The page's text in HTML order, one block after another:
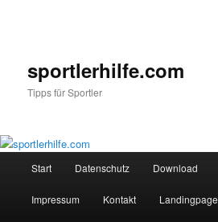
sportlerhilfe.com
Tipps für Sportler
Zum
Inhalt
Zum
sekundären
Start Datenschutz Download
Impressum Kontakt Landingpage